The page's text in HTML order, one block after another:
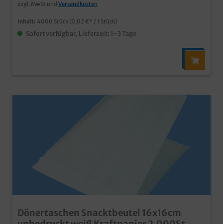
zzgl. MwSt und Versandkosten
Inhalt: 4000 Stück (0,02 €* / 1 Stück)
Sofort verfügbar, Lieferzeit: 1-3 Tage
Dönertaschen Snacktbeutel 16x16cm